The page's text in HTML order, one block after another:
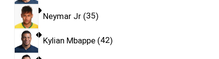
Neymar Jr 35
Kylian Mbappe 42